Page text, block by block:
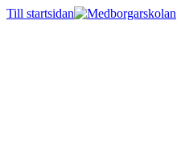
Till startsidan